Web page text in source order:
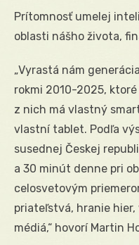
Prítomnosť umelej
oblasti nášho života,
„Vyrastá nám
rokmi 2010-2025,
z nich má vlastný
vlastní tablet. Podľa
susednej Českej
a 30 minút denne pri
celosvetovým
priateľstvá, hranie
médiá,“ hovorí Martin